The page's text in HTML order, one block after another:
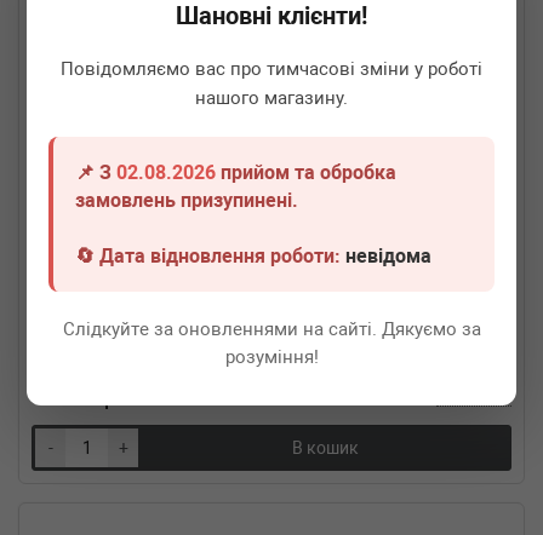
Шановні клієнти!
Повідомляємо вас про тимчасові зміни у роботі
нашого магазину.
📌 З02.08.2026 прийом та обробка
замовлень призупинені.
🔄 Дата відновлення роботи:невідома
Слідкуйте за оновленнями на сайті. Дякуємо за
розуміння!
BM CATALYSTS FL64X2
Гофра глушника (64x50)
1 280
- + В кошик